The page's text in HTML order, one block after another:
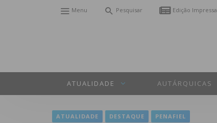
Menu Pesquisar Edição Impressa
ATUALIDADE AUTÁRQUICAS
ATUALIDADE DESTAQUE PENAFIEL